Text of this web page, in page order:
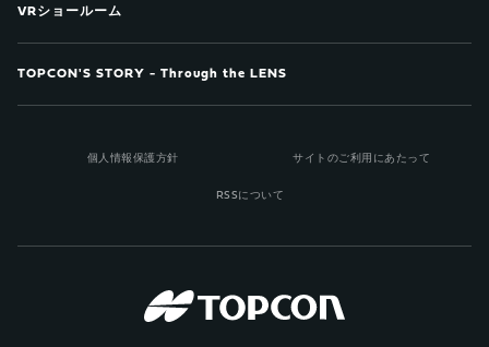
VRショールーム
TOPCON'S STORY - Through the LENS
個人情報保護方針 サイトのご利用にあたって
RSSについて